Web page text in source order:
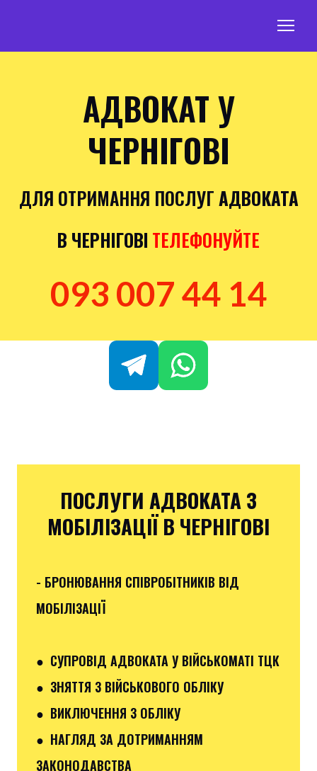
АДВОКАТ У
ЧЕРНІГОВІ
ДЛЯ ОТРИМАННЯ ПОСЛУГАДВОКАТА
В ЧЕРНІГОВІ ТЕЛЕФОНУЙТЕ
093 007 44 14
ПОСЛУГИ АДВОКАТА З
МОБІЛІЗАЦІЇ В ЧЕРНІГОВІ
- БРОНЮВАННЯ СПІВРОБІТНИКІВ ВІД
МОБІЛІЗАЦІЇ
● СУПРОВІД АДВОКАТА У ВІЙСЬКОМАТІ ТЦК
● ЗНЯТТЯ З ВІЙСЬКОВОГО ОБЛІКУ
● ВИКЛЮЧЕННЯ З ОБЛІКУ
● НАГЛЯД ЗА ДОТРИМАННЯМ
ЗАКОНОДАВСТВА